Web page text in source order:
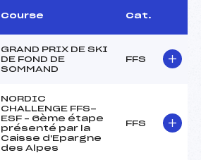
Course Cat.
GRAND PRIX DE SKI
DE FOND DE
SOMMAND
FFS
NORDIC
CHALLENGE FFS-
ESF – 6ème étape
présenté par la
Caisse d'Epargne
des Alpes
FFS